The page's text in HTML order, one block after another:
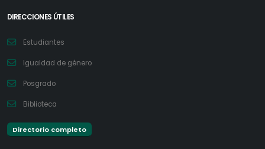
DIRECCIONES ÚTILES
Estudiantes
Igualdad de género
Posgrado
Biblioteca
Directorio completo